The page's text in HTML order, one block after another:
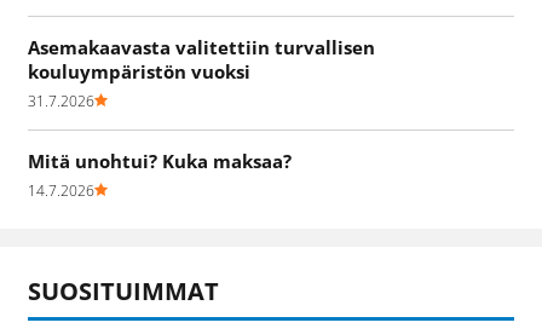
Asemakaavasta valitettiin turvallisen
kouluympäristön vuoksi
31.7.2026
Mitä unohtui? Kuka maksaa?
14.7.2026
SUOSITUIMMAT